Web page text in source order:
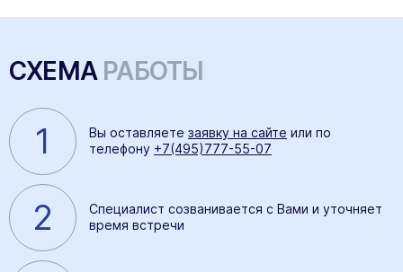
СХЕМА РАБОТЫ
1 Вы оставляете заявку на сайте или по
телефону +7(495)777-55-07
2
Специалист созванивается с Вами и уточняет
время встречи